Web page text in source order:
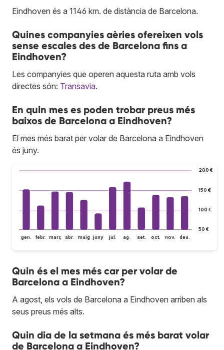
Eindhoven és a 1146 km. de distància de Barcelona.
Quines companyies aèries ofereixen vols
sense escales des de Barcelona fins a
Eindhoven?
Les companyies que operen aquesta ruta amb vols
directes són: Transavia.
En quin mes es poden trobar preus més
baixos de Barcelona a Eindhoven?
El mes més barat per volar de Barcelona a Eindhoven
és juny.
50 €
100 €
150 €
200 €
gen. febr. març abr. maig juny jul. ag. set. oct. nov. des.
Quin és el mes més car per volar de
Barcelona a Eindhoven?
A agost, els vols de Barcelona a Eindhoven arriben als
seus preus més alts.
Quin dia de la setmana és més barat volar
de Barcelona a Eindhoven?